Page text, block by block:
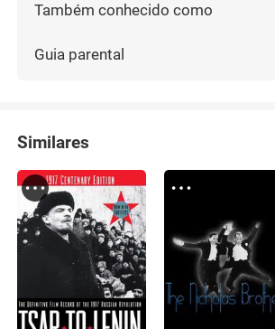
Também conhecido como
Guia parental
Similares